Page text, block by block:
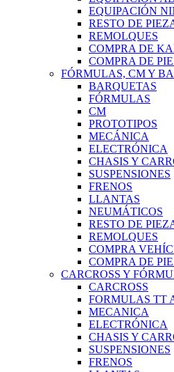
EQUIPACIÓN
RESTO DE
REMOLQUES
COMPRA DE
COMPRA DE
FÓRMULAS, CM Y
BARQUETAS
FÓRMULAS
CM
PROTOTIPOS
MECÁNICA
ELECTRÓNICA
CHASIS Y
SUSPENSIONES
FRENOS
LLANTAS
NEUMÁTICOS
RESTO DE
REMOLQUES
COMPRA
COMPRA DE
CARCROSS Y
CARCROSS
FORMULAS TT
MECANICA
ELECTRÓNICA
CHASIS Y
SUSPENSIONES
FRENOS